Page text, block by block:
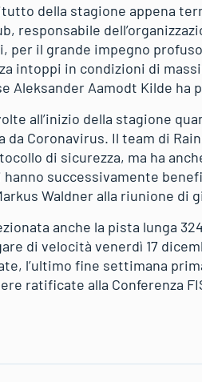
della stagione appena
responsabile
per il grande impegno
intoppi in condizioni di
Aleksander Aamodt Kilde ha
all’inizio della stagione
da Coronavirus. Il team di
di sicurezza, ma ha
successivamente
Waldner alla riunione di
anche la pista lunga
di velocità venerdì 17
l’ultimo fine settimana
ratificate alla Conferenza